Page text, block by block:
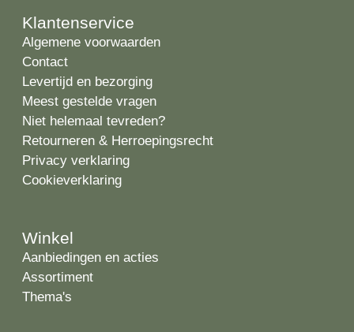
Klantenservice
Algemene voorwaarden
Contact
Levertijd en bezorging
Meest gestelde vragen
Niet helemaal tevreden?
Retourneren & Herroepingsrecht
Privacy verklaring
Cookieverklaring
Winkel
Aanbiedingen en acties
Assortiment
Thema's